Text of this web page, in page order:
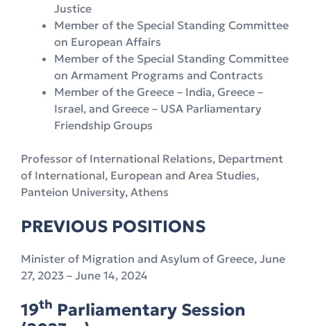
Justice
Member of the Special Standing Committee
on European Affairs
Member of the Special Standing Committee
on Armament Programs and Contracts
Member of the Greece – India, Greece –
Israel, and Greece – USA Parliamentary
Friendship Groups
Professor of International Relations, Department
of International, European and Area Studies,
Panteion University, Athens
PREVIOUS POSITIONS
Minister of Migration and Asylum of Greece, June
27, 2023 – June 14, 2024
19th Parliamentary Session